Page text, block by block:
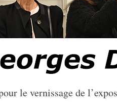
le vernissage de